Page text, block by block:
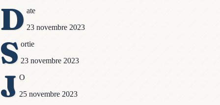
D ate
23 novembre 2023
S ortie
23 novembre 2023
J O
25 novembre 2023